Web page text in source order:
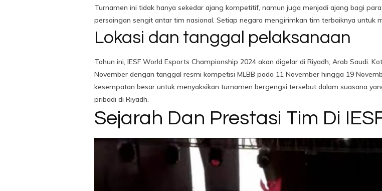
Turnamen ini tidak hanya sekedar ajang kompetitif, namun juga menjadi ajang bagi
persaingan sengit antar tim nasional. Setiap negara mengirimkan tim terbaiknya untuk
Lokasi dan tanggal pelaksanaan
Tahun ini, IESF World Esports Championship 2024 akan digelar di Riyadh, Arab Saudi.
November dengan tanggal resmi kompetisi MLBB pada 11 November hingga 19
kesempatan besar untuk menyaksikan turnamen bergengsi tersebut dalam suasana
pribadi di Riyadh.
Sejarah Dan Prestasi Tim Di